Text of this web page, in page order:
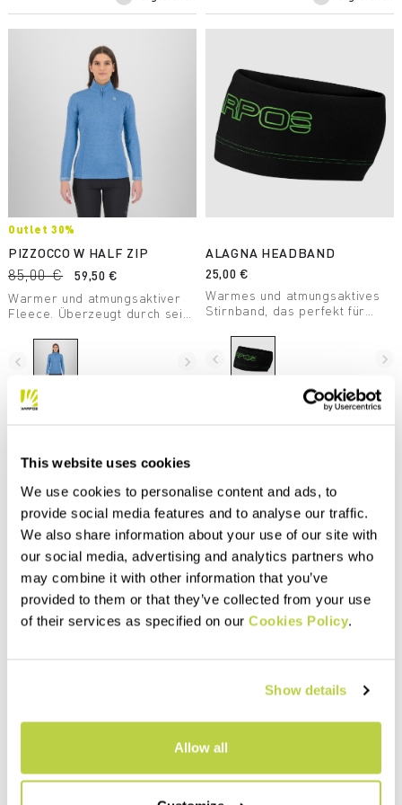
This website uses cookies
We use cookies to personalise content and ads, to
provide social media features and to analyse our traffic.
We also share information about your use of our site with
our social media, advertising and analytics partners who
may combine it with other information that you’ve
provided to them or that they’ve collected from your use
of their services as specified on our Cookies Policy.
Show details
Allow all
Outlet 30%
PIZZOCCO W HALF ZIP
85,00 €
59,50 €
Warmer und atmungsaktiver
Fleece. Überzeugt durch sein
Gramm. Vielseitig und perfekt
für verschiedene sportliche
Aktivitäten im Winter.
navigate_before navigate_next
ALAGNA HEADBAND
25,00 €
Warmes und atmungsaktives
Stirnband, das perfekt für
Winter ist.
navigate_before navigate_next
Vergleichen
Stirnband aus Thermo-
Winterwanderungen.
navigate_before navigate_next
170,00 €
119,00 €
einsetzbar. Perfekt zum
anspruchsvolle
navigate_before navigate_next